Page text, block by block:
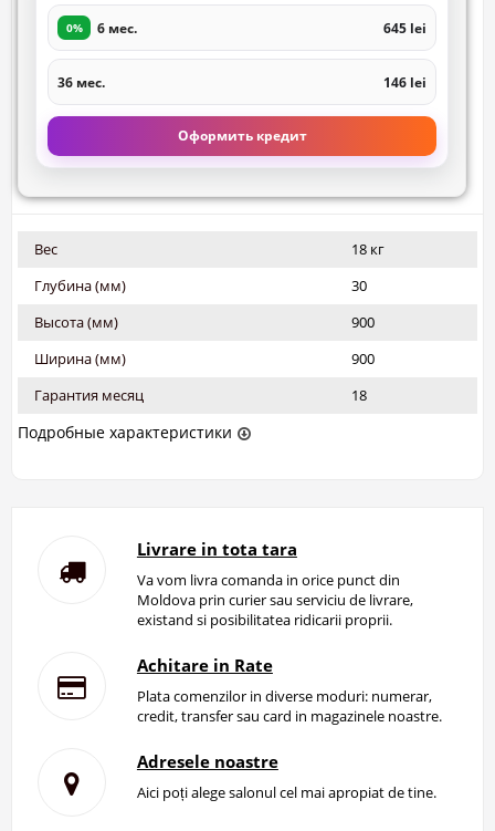
0% 6 мес. 645 lei
36 мес. 146 lei
Оформить кредит
Вес
18 кг
Глубина (мм)
30
Высота (мм)
900
Ширина (мм)
900
Гарантия месяц
18
Подробные характеристики
Livrare in tota tara
Va vom livra comanda in orice punct din
Moldova prin curier sau serviciu de livrare,
existand si posibilitatea ridicarii proprii.
Achitare in Rate
Plata comenzilor in diverse moduri: numerar,
credit, transfer sau card in magazinele noastre.
Adresele noastre
Aici poți alege salonul cel mai apropiat de tine.